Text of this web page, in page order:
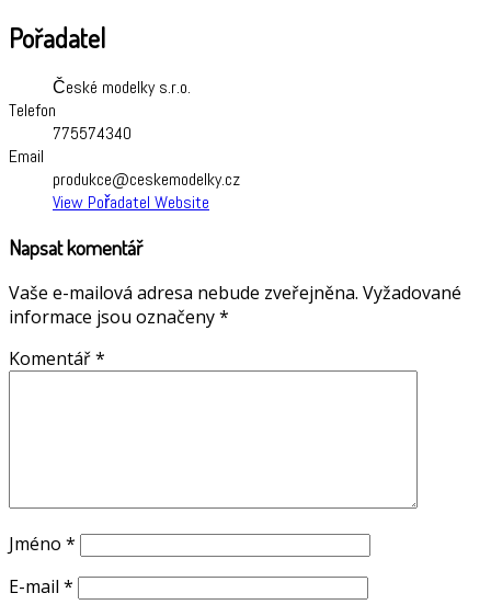
Pořadatel
České modelky s.r.o.
Telefon
775574340
Email
produkce@ceskemodelky.cz
View Pořadatel Website
Napsat komentář
Vaše e-mailová adresa nebude zveřejněna. Vyžadované
informace jsou označeny*
Komentář*
Jméno *
E-mail *